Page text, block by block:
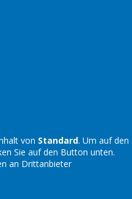
von Standard. Um auf den
Sie auf den Button unten.
an Drittanbieter